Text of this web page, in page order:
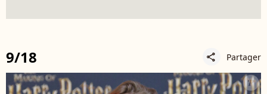
9/18 share Partager